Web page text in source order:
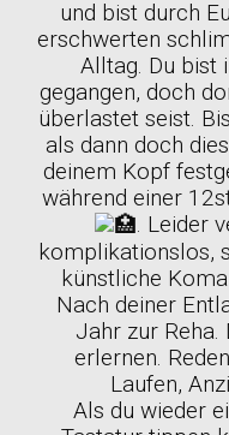
und bist durch
erschwerten
Alltag. Du bist
gegangen, doch
überlastet seist.
als dann doch
deinem Kopf
während einer
. Leider
komplikationslos,
künstliche
Nach deiner
Jahr zur Reha.
erlernen.
Laufen,
Als du wieder